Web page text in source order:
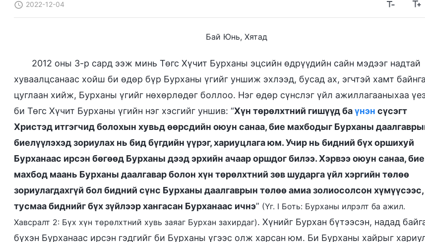
2022-12-04
Бай Юнь, Хятад
2012 оны 3-р сард ээж минь Төгс Хүчит Бурханы эцсийн өдрүүдийн сайн мэдээг надтай
хуваалцсанаас хойш би өдөр бүр Бурханы үгийг уншиж эхлээд, бусад ах, эгчтэй хамт байнга
цуглаан хийж, Бурханы үгийг нөхөрлөдөг боллоо. Нэг өдөр сүнслэг үйл ажиллагааныхаа
би Төгс Хүчит Бурханы үгийн нэг хэсгийг уншив: “Хүн төрөлхтний гишүүд баүнэн сүсэгт
Христэд итгэгчид болохын хувьд өөрсдийн оюун санаа, бие махбодыг Бурханы
биелүүлэхэд зориулах нь бид бүгдийн үүрэг, хариуцлага юм. Учир нь бидний бүх оршихуй
Бурханаас ирсэн бөгөөд Бурханы дээд эрхийн ачаар оршдог билээ. Хэрвээ оюун санаа, бие
махбод маань Бурханы даалгавар болон хүн төрөлхтний зөв шударга үйл хэргийн төлөө
зориулагдахгүй бол бидний сүнс Бурханы даалгаврын төлөө амиа золиосолсон хүмүүсээс,
тусмаа биднийг бүх зүйлээр хангасан Бурханаас ичнэ” (Үг. I Боть: Бурханы илрэлт ба ажил.
Хавсралт 2: Бүх хүн төрөлхтний хувь заяаг Бурхан захирдаг). Хүнийг Бурхан бүтээсэн, надад
бүхэн Бурханаас ирсэн гэдгийг би Бурханы үгээс олж харсан юм. Би Бурханы хайрыг